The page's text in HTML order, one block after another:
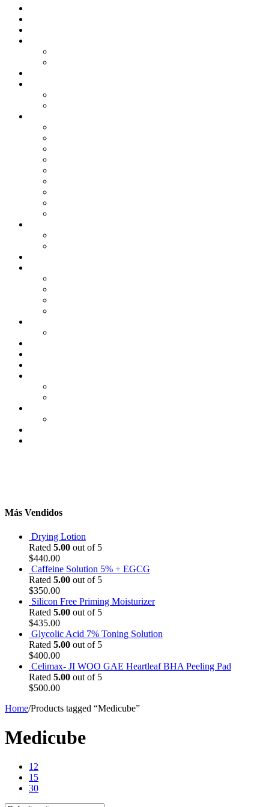
Más Vendidos
Drying Lotion
Rated 5.00 out of 5
$440.00
Caffeine Solution 5% + EGCG
Rated 5.00 out of 5
$350.00
Silicon Free Priming Moisturizer
Rated 5.00 out of 5
$435.00
Glycolic Acid 7% Toning Solution
Rated 5.00 out of 5
$400.00
Celimax- JI WOO GAE Heartleaf BHA Peeling Pad
Rated 5.00 out of 5
$500.00
Home/Products tagged “Medicube”
Medicube
12
15
30